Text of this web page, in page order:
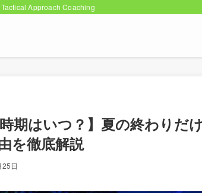
Approach Coaching
期はいつ？】夏の終わりだ
を徹底解説
日